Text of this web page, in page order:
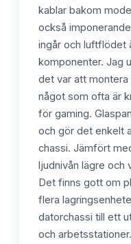
kablar bakom
också
ingår och luftflödet
komponenter. Jag
det var att
något som ofta är
för gaming.
och gör det enkelt
chassi. Jämfört
ljudnivån lägre och
Det finns gott om
flera
datorchassi till ett
och